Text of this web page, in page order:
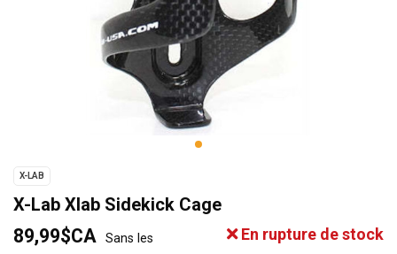
X-LAB
X-Lab Xlab Sidekick Cage
89,99$CA Sans les
En rupture de stock